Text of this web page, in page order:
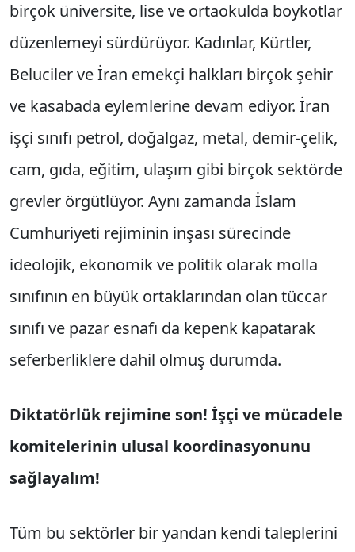
birçok üniversite, lise ve ortaokulda boykotlar
düzenlemeyi sürdürüyor. Kadınlar, Kürtler,
Beluciler ve İran emekçi halkları birçok şehir
ve kasabada eylemlerine devam ediyor. İran
işçi sınıfı petrol, doğalgaz, metal, demir-çelik,
cam, gıda, eğitim, ulaşım gibi birçok sektörde
grevler örgütlüyor. Aynı zamanda İslam
Cumhuriyeti rejiminin inşası sürecinde
ideolojik, ekonomik ve politik olarak molla
sınıfının en büyük ortaklarından olan tüccar
sınıfı ve pazar esnafı da kepenk kapatarak
seferberliklere dahil olmuş durumda.
Diktatörlük rejimine son! İşçi ve mücadele
komitelerinin ulusal koordinasyonunu
sağlayalım!
Tüm bu sektörler bir yandan kendi taleplerini